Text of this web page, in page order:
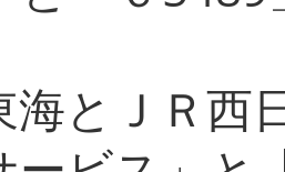
とＪＲ西